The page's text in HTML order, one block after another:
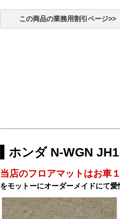
この商品の業務用割引ページ>>
ホンダ N-WGN
当店のフロアマットはお車
をモットーにオーダーメイドにて愛